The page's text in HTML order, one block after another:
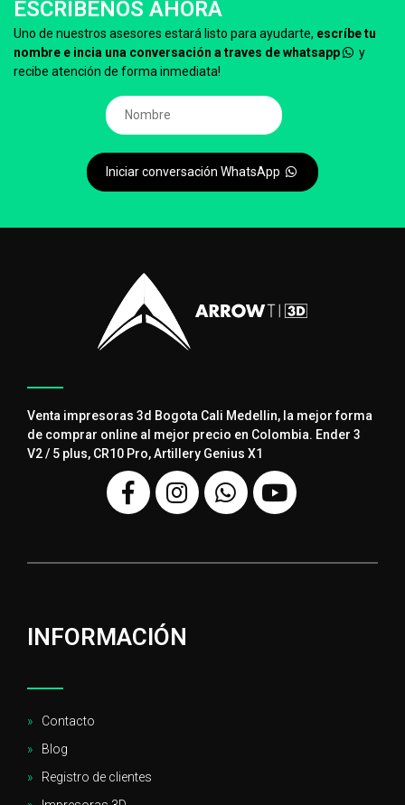
ESCRÍBENOS AHORA
Uno de nuestros asesores estará listo para ayudarte, escríbe tu
nombre e incia una conversación a traves de whatsapp
y
recibe atención de forma inmediata!
Iniciar conversación WhatsApp
Venta impresoras 3d Bogota Cali Medellin, la mejor forma
de comprar online al mejor precio en Colombia. Ender 3
V2 / 5 plus, CR10 Pro, Artillery Genius X1
INFORMACIÓN
Contacto
Blog
Registro de clientes